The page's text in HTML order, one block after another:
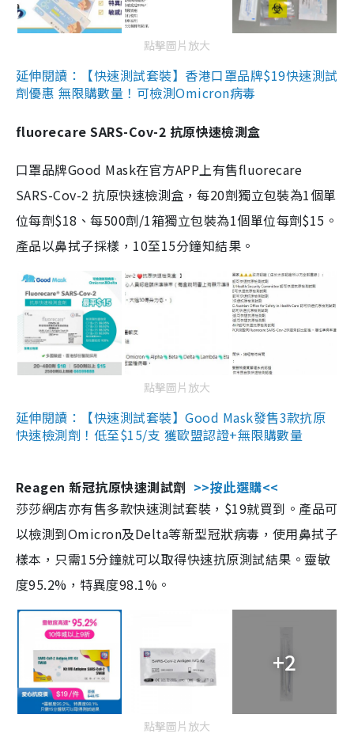
點擊圖片放大
延伸閱讀：【快速測試套裝】香港口罩品牌$19快速測試
劑優惠 無限購數量！可檢測Omicron病毒
fluorecare SARS-Cov-2 抗原快速檢測盒
口罩品牌Good Mask在官方APP上有售fluorecare
SARS-Cov-2 抗原快速檢測盒，每20劑獨立包裝為1個單
位每劑$18、每500劑/1箱獨立包裝為1個單位每劑$15。
產品以鼻拭子採樣，10至15分鐘知結果。
點擊圖片放大
延伸閱讀：【快速測試套裝】Good Mask發售3款抗原
快速檢測劑！低至$15/支 獲歐盟認證+無限購數量
Reagen 新冠抗原快速測試劑 >>按此選購<<
莎莎網店亦有售多款快速測試套裝，$19就買到。產品可
以檢測到Omicron及Delta等新型冠狀病毒，使用鼻拭子
樣本，只需15分鐘就可以取得快速抗原測試結果。靈敏
度95.2%，特異度98.1%。
+2
點擊圖片放大